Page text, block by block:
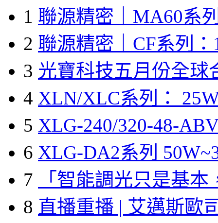
1 聯源精密｜MA60系
2 聯源精密｜CF系列：
3 光寶科技五月份全球
4 XLN/XLC系列：
5 XLG-240/320-48-
6 XLG-DA2系列
7
「智能調光只是基本
8 直播重播 | 艾邁斯歐